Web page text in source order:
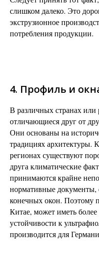
слишком далеко. Это
экструзионное
потребления продукции.
4. Профиль и
В различных странах или
отличающиеся друг от
Они основаны на
традициях архитектуры.
регионах существуют
друга климатические
принимаются крайне
нормативные документы,
конечных окон. Поэтому
Китае, может иметь
устойчивости к
производится для